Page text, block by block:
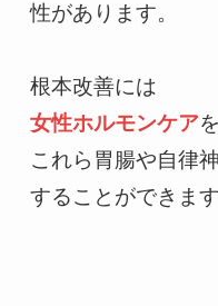
性があります。
女性ホルモンケア
これら胃腸や自律
することができます